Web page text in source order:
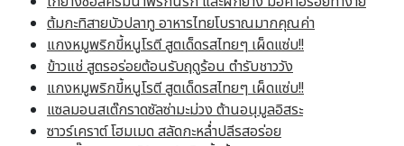
ต้มกะทิสายบัวปลาทู อาหารไทยโบราณมากคุณค่า
แกงหมูพริกขี้หนูโรตี สูตเด็ดรสไทยๆ เผ็ดแซ่บ!!
ข้าวแช่ สูตรอร่อยต้อนรับฤดูร้อน ตำรับชาววัง
แกงหมูพริกขี้หนูโรตี สูตเด็ดรสไทยๆ เผ็ดแซ่บ!!
แซลมอนสเต๊กราดซัลซ่ามะม่วง ต้านอนุมูลอิสระ
ซาวร์เคราต์ โฮมเมด สลัดกะหล่ำปลีรสอร่อย